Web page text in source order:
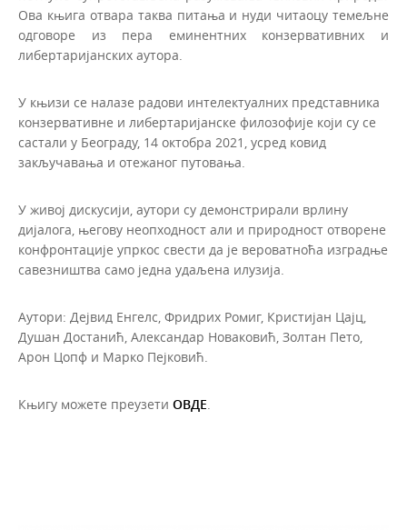
Ова књига отвара таква питања и нуди читаоцу темељне
одговоре из пера еминентних конзервативних и
либертаријанских аутора.
У књизи се налазе радови интелектуалних представника
конзервативне и либертаријанске филозофије који су се
састали у Београду, 14 октобра 2021, усред ковид
закључавања и отежаног путовања.
У живој дискусији, аутори су демонстрирали врлину
дијалога, његову неопходност али и природност отворене
конфронтације упркос свести да је вероватноћа изградње
савезништва само једна удаљена илузија.
Аутори: Дејвид Енгелс, Фридрих Ромиг, Кристијан Цајц,
Душан Достанић, Александар Новаковић, Золтан Пето,
Арон Цопф и Марко Пејковић.
Књигу можете преузети ОВДЕ.